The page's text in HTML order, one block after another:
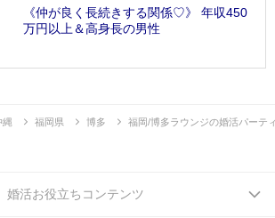
《仲が良く長続きする関係♡》 年収450
万円以上＆高身長の男性
縄 福岡県 博多 福岡/博多ラウンジの婚活パーテ
婚活お役立ちコンテンツ